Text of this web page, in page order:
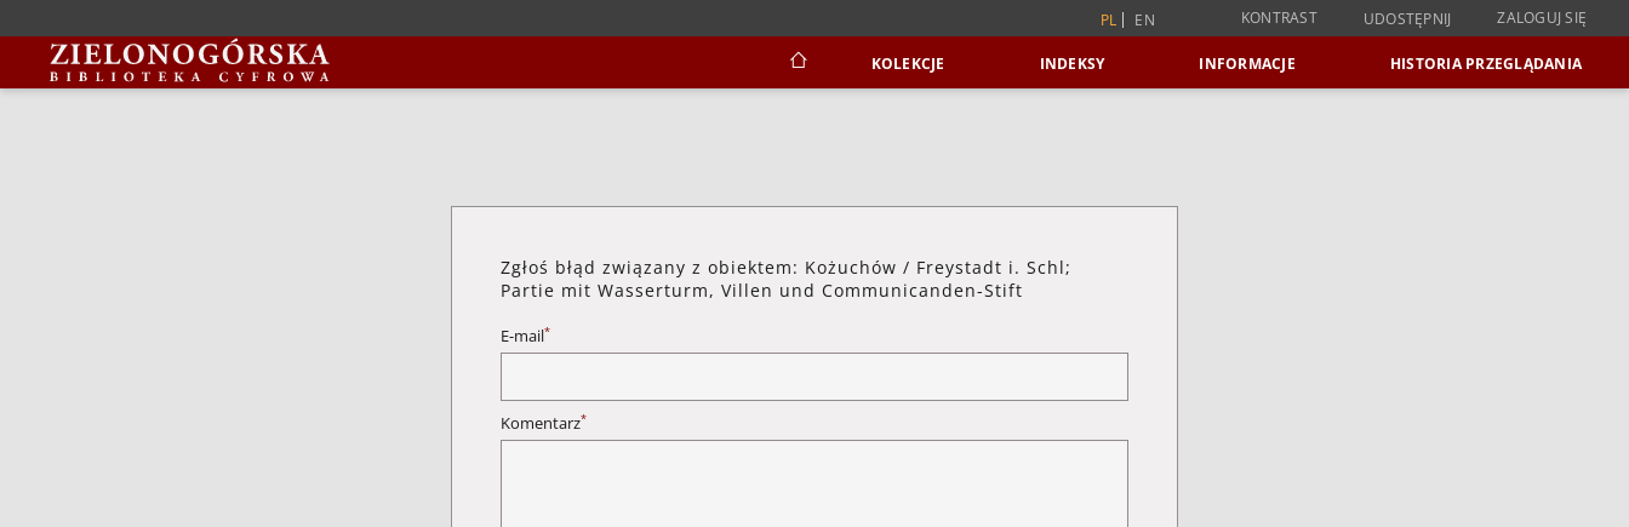
PL EN KONTRAST UDOSTĘPNIJ ZALOGUJ SIĘ
KOLEKCJE INDEKSY INFORMACJE HISTORIA PRZEGLĄDANIA
Zgłoś błąd związany z obiektem: Kożuchów / Freystadt i. Schl;
Partie mit Wasserturm, Villen und Communicanden-Stift
E-mail*
Komentarz*